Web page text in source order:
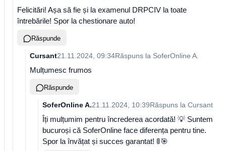
Felicitări! Așa să fie și la examenul DRPCIV la toate
întrebările! Spor la chestionare auto!
Răspunde
Cursant21.11.2024, 09:34Răspuns la SoferOnline A.
Mulțumesc frumos
Răspunde
SoferOnline A.21.11.2024, 10:39Răspuns la Cursant
Îți mulțumim pentru încrederea acordată! 💡 Suntem
bucuroși că SoferOnline face diferența pentru tine.
Spor la învățat și succes garantat! 🚦🎯